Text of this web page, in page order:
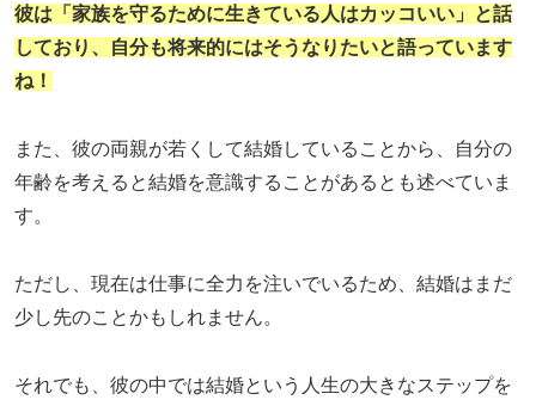
彼は「家族を守るために生きている人はカッコいい」と話
しており、自分も将来的にはそうなりたいと語っています
ね！
また、彼の両親が若くして結婚していることから、自分の
年齢を考えると結婚を意識することがあるとも述べていま
す。
ただし、現在は仕事に全力を注いでいるため、結婚はまだ
少し先のことかもしれません。
それでも、彼の中では結婚という人生の大きなステップを